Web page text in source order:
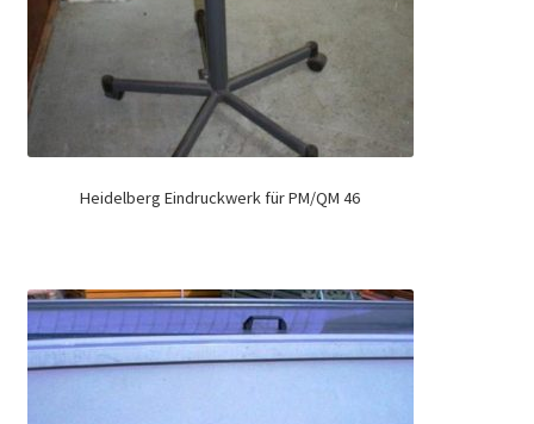
Heidelberg Eindruckwerk für PM/QM 46